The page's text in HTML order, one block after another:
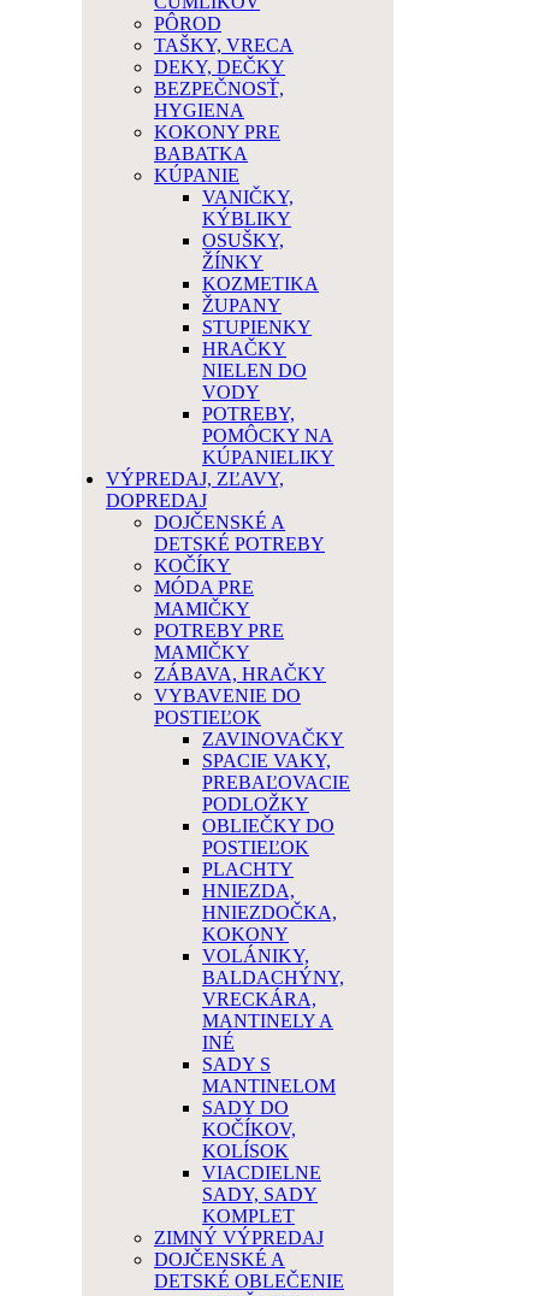
PÔROD
TAŠKY, VRECA
DEKY, DEČKY
BEZPEČNOSŤ,
HYGIENA
KOKONY PRE
BABATKA
KÚPANIE
VANIČKY,
KÝBLIKY
OSUŠKY,
ŽÍNKY
KOZMETIKA
ŽUPANY
STUPIENKY
HRAČKY
NIELEN DO
VODY
POTREBY,
POMÔCKY NA
KÚPANIELIKY
VÝPREDAJ, ZĽAVY,
DOPREDAJ
DOJČENSKÉ A
DETSKÉ POTREBY
KOČÍKY
MÓDA PRE
MAMIČKY
POTREBY PRE
MAMIČKY
ZÁBAVA, HRAČKY
VYBAVENIE DO
POSTIEĽOK
ZAVINOVAČKY
SPACIE VAKY,
PREBAĽOVACIE
PODLOŽKY
OBLIEČKY DO
POSTIEĽOK
PLACHTY
HNIEZDA,
HNIEZDOČKA,
KOKONY
VOLÁNIKY,
BALDACHÝNY,
VRECKÁRA,
MANTINELY A
INÉ
SADY S
MANTINELOM
SADY DO
KOČÍKOV,
KOLÍSOK
VIACDIELNE
SADY, SADY
KOMPLET
ZIMNÝ VÝPREDAJ
DOJČENSKÉ A
DETSKÉ OBLEČENIE